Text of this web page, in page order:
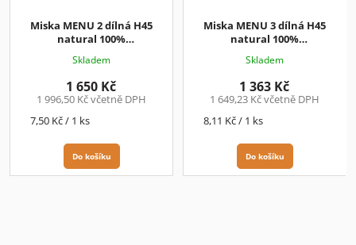
Miska MENU 2 dílná H45
natural 100%
7,50 Kč / ks + DPH
Skladem
1 996,50 Kč včetně DPH
1 650 Kč
Měrná
7,50 Kč / 1 ks
Do košíku
Miska MENU 3 dílná H45
natural 100%
8,11 Kč / ks + DPH
Skladem
1 649,23 Kč včetně DPH
1 363 Kč
Měrná
8,11 Kč / 1 ks
Do košíku